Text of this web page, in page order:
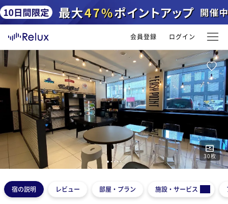
会員登録 ログイン
30枚
1 2345
宿の説明 レビュー 部屋・プラン 施設・サービス